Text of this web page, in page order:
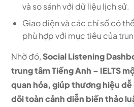
và so sánh với dữ liệu lịch sử.
Giao diện và các chỉ số có
phù hợp với mục tiêu của
Nhờ đó,Social Listening
trung tâm Tiếng Anh – IELTS
quan hóa, giúp thương hiệu
dõi toàn cảnh diễn biến thảo